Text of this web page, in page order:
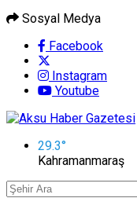
Sosyal Medya
Facebook
Instagram
Youtube
29.3°
Kahramanmaraş